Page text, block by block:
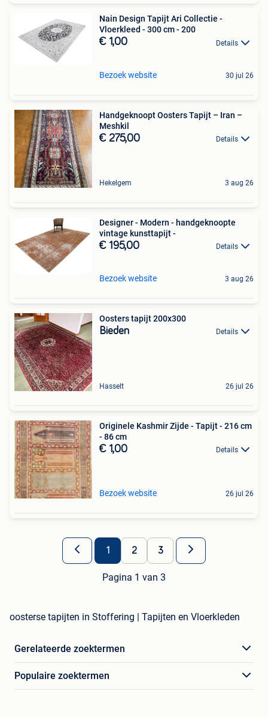
Nain Design Tapijt Ari Collectie -
Vloerkleed - 300 cm - 200
€ 1,00 Details
Bezoek website 30 jul 26
Handgeknoopt Oosters Tapijt – Iran –
Meshkil
€ 275,00 Details
Hekelgem 3 aug 26
Designer - Modern - handgeknoopte
vintage kunsttapijt -
€ 195,00 Details
Bezoek website 3 aug 26
Oosters tapijt 200x300
Bieden Details
Hasselt 26 jul 26
Originele Kashmir Zijde - Tapijt - 216 cm
- 86 cm
€ 1,00 Details
Bezoek website 26 jul 26
1 2 3
Pagina 1 van 3
oosterse tapijten in Stoffering | Tapijten en Vloerkleden
Gerelateerde zoektermen
Populaire zoektermen